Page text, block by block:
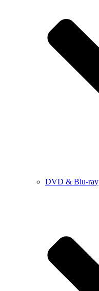
DVD & Blu-ray